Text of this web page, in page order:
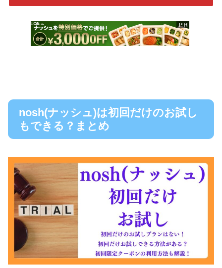
nosh(ナッシュ)は初回だけのお試し
もできる？まとめ